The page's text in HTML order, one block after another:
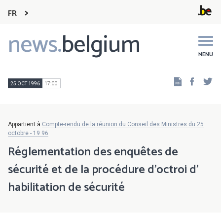
FR
news.belgium MENU
Main
navigation
25 OCT 1996 17:00
Appartient à Compte-rendu de la réunion du Conseil des Ministres du 25
octobre - 19 96
Réglementation des enquêtes de
sécurité et de la procédure d'octroi d'
habilitation de sécurité